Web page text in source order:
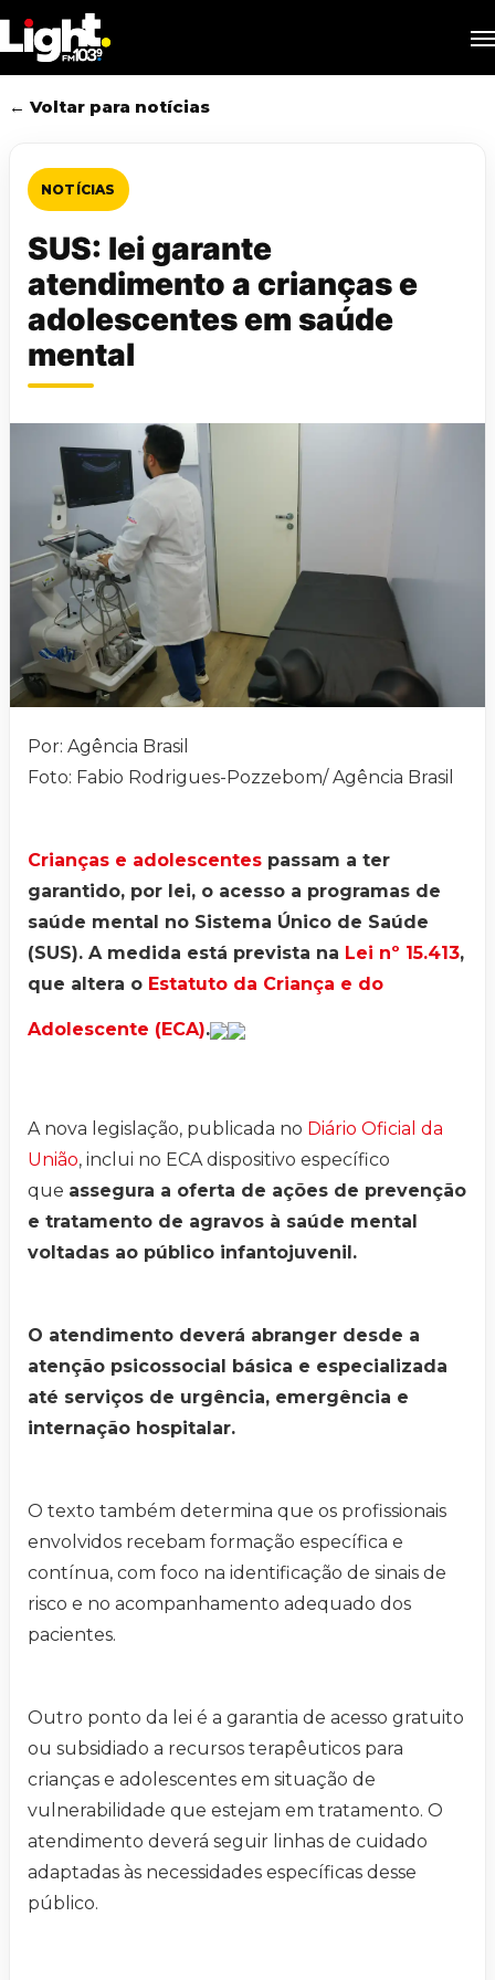
to
main
content
← Voltar para notícias
NOTÍCIAS
SUS: lei garante
atendimento a crianças e
adolescentes em saúde
mental
Por: Agência Brasil
Foto: Fabio Rodrigues-Pozzebom/ Agência Brasil
Crianças e adolescentes passam a ter
garantido, por lei, o acesso a programas de
saúde mental no Sistema Único de Saúde
(SUS). A medida está prevista na Lei nº 15.413,
que altera o Estatuto da Criança e do
Adolescente (ECA).
A nova legislação, publicada no Diário Oficial da
União, inclui no ECA dispositivo específico
que assegura a oferta de ações de prevenção
e tratamento de agravos à saúde mental
voltadas ao público infantojuvenil.
O atendimento deverá abranger desde a
atenção psicossocial básica e especializada
até serviços de urgência, emergência e
internação hospitalar.
O texto também determina que os profissionais
envolvidos recebam formação específica e
contínua, com foco na identificação de sinais de
risco e no acompanhamento adequado dos
pacientes.
Outro ponto da lei é a garantia de acesso gratuito
ou subsidiado a recursos terapêuticos para
crianças e adolescentes em situação de
vulnerabilidade que estejam em tratamento. O
atendimento deverá seguir linhas de cuidado
adaptadas às necessidades específicas desse
público.